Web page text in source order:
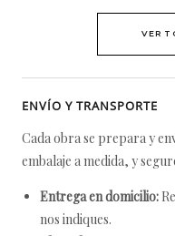
VER
ENVÍO Y TRANSPORTE
Cada obra se prepara y
embalaje a medida, y
Entrega en domicilio:
nos indiques.